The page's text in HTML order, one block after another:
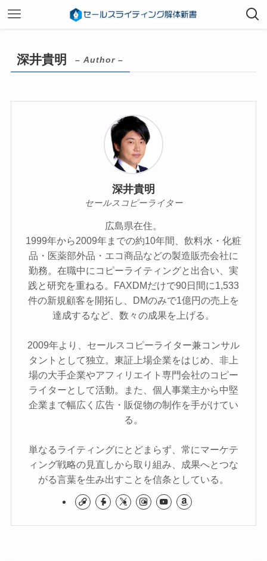
深井貴明 – Author –
深井貴明
セールスコピーライター
広島県在住。
1999年から2009年までの約10年間、飲料水・化粧
品・医薬部外品・エコ商品などの製造販売会社に
勤務。在職中にコピーライティングと出合い、実
践と研究を重ねる。FAXDMだけで90日間に1,533
件の新規顧客を開拓し、DMのみで1億円の売上を
達成するなど、数々の成果を上げる。
2009年より、セールスコピーライター兼コンサル
タントとして独立。東証上場企業をはじめ、非上
場の大手企業やアフィリエイト専門会社のコピー
ライターとして活動。また、個人事業主から中堅
企業まで幅広く広告・販促物の制作を手がけてい
る。
単なるライティングにとどまらず、常にマーケテ
ィング戦略の見直しから取り組み、成果へとつな
がる言葉を生み出すことを信条としている。